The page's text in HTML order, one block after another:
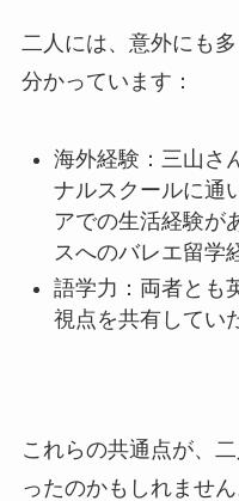
二人には、意外にも
分かっています：
海外経験：三山さ
ナルスクールに通
アでの生活経験が
スへのバレエ留学
語学力：両者とも
視点を共有してい
これらの共通点が、
ったのかもしれません